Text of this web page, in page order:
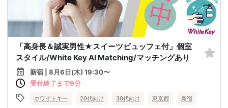
「高身長＆誠実男性★スイーツビュッフェ付」個室
スタイル/White Key AI Matching/マッチングあり
新宿 | 8月6日(木) 19:30〜
受付終了まで9分
ホワイトキー 20代向け 30代向け 東京都 新宿